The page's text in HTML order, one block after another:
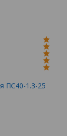
ПС40-1.3-25